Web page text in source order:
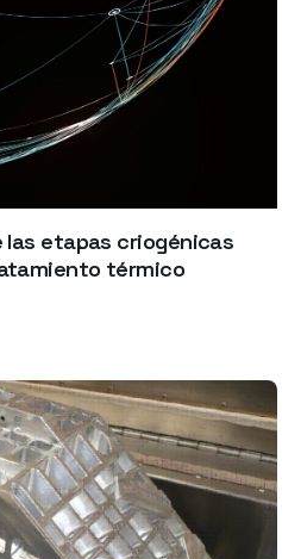
las etapas criogénicas
térmico